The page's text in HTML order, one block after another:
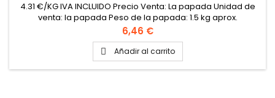
4.31 €/KG IVA INCLUIDO Precio Venta: La papada Unidad de
venta: la papada Peso de la papada: 1.5 kg aprox.
Precio
6,46 €
 Añadir al carrito